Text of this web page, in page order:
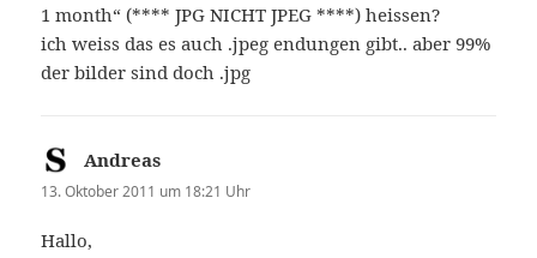
1 month“ (**** JPG NICHT JPEG ****) heissen?
ich weiss das es auch .jpeg endungen gibt.. aber 99%
der bilder sind doch .jpg
Andreas
13. Oktober 2011 um 18:21 Uhr
Hallo,